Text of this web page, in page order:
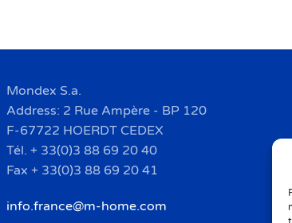
Mondex S.a.
Address: 2 Rue Ampère - BP 120
F-67722 HOERDT CEDEX
Tél. + 33(0)3 88 69 20 40
Fax + 33(0)3 88 69 20 41
info.france@m-home.com